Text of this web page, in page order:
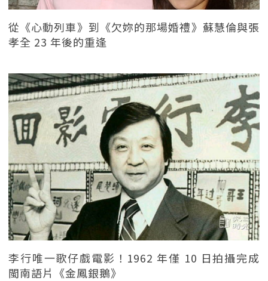
從《心動列車》到《欠妳的那場婚禮》蘇慧倫與張
孝全 23 年後的重逢
李行唯一歌仔戲電影！1962 年僅 10 日拍攝完成
閩南語片《金鳳銀鵝》